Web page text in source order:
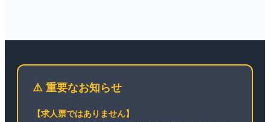
⚠️ 重要なお知らせ
【求人票ではありません】